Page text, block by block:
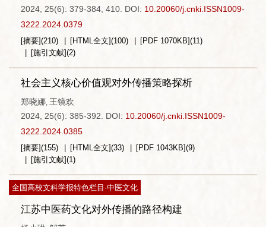
2024, 25(6): 379-384, 410. DOI: 10.20060/j.cnki.ISSN1009-
3222.2024.0379
[摘要](210) [HTML全文](100) [PDF 1070KB](11)
[施引文献](2)
社会主义核心价值观对外传播策略探析
郑晓娜, 王镜欢
2024, 25(6): 385-392.
DOI: 10.20060/j.cnki.ISSN1009-
3222.2024.0385
[摘要](155) [HTML全文](33) [PDF 1043KB](9)
[施引文献](1)
全国高校文科学报特色栏目·中医文化
江苏中医药文化对外传播的路径构建